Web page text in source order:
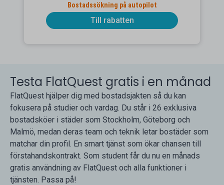
Bostadssökning på autopilot
Till rabatten
Testa FlatQuest gratis i en månad
FlatQuest hjälper dig med bostadsjakten så du kan
fokusera på studier och vardag. Du står i 26 exklusiva
bostadsköer i städer som Stockholm, Göteborg och
Malmö, medan deras team och teknik letar bostäder som
matchar din profil. En smart tjänst som ökar chansen till
förstahandskontrakt. Som student får du nu en månads
gratis användning av FlatQuest och alla funktioner i
tjänsten. Passa på!